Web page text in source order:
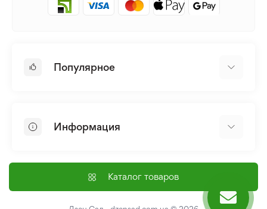
Популярное
Лилия
Семена
Информация
Доставка и оплата
Контакты
Каталог товаров